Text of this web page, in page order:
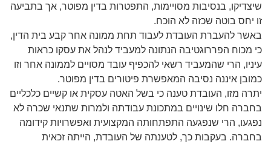
שיצדיקו, בנסיבות מסויימות, התפטרות בדין מפוטר, אך בתביעה
זו יחס בוטה שכזה לא הוכח.
באשר להעברת העובדת לעבוד תחת ממונה אחר קבע בית הדין,
כי מכוח הפררוגטיבה הנתונה למעביד לנהל את עסקו כראות
עיניו, הרי שהמעביד רשאי להכפיף עובד מסויים לממונה אחר וזו
כמובן איננה נסיבה המאפשרת פיטורים בדין מפוטר.
יתרה מזו, העובדת טענה כי בשל האטה עסקית או קשיים כלכליים
בחברה חלו שינויים במתכונת עבודתה ולמרות שתנאי שכרה לא
נפגעו, הרי שנפגעה התפתחותה המקצועית ואפשרויות קידומה
בחברה. בעקבות כך, לטענתה של העובדת, הייתה זכאית